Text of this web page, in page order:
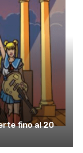
fino al 20